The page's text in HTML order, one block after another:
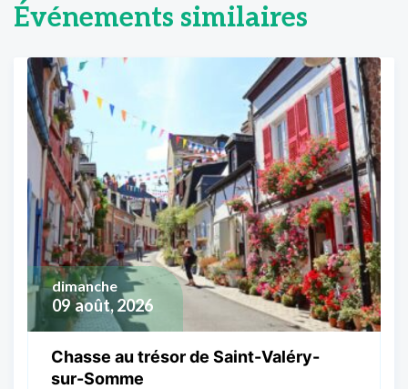
Événements similaires
09 août, 2026
dimanche
Chasse au trésor de Saint-Valéry-
sur-Somme